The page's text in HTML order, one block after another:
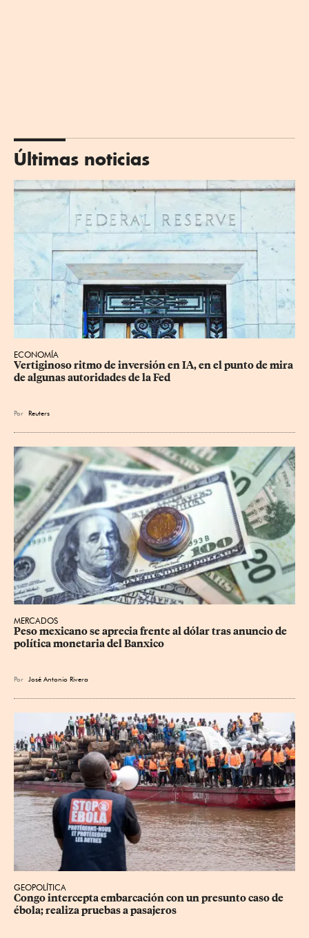
Últimas noticias
ECONOMÍA
Vertiginoso ritmo de inversión en IA, en el punto de mira
de algunas autoridades de la Fed
Por Reuters
MERCADOS
Peso mexicano se aprecia frente al dólar tras anuncio de
política monetaria del Banxico
Por José Antonio Rivera
GEOPOLÍTICA
Congo intercepta embarcación con un presunto caso de
ébola; realiza pruebas a pasajeros